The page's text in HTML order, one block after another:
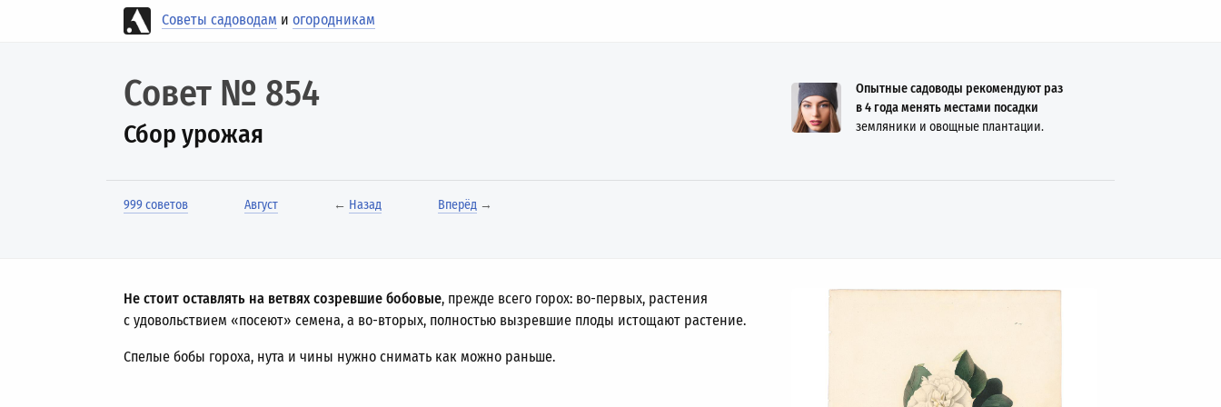
Советы садоводам иогородникам
Совет № 854
Сбор урожая
Опытные садоводы рекомендуют раз
в 4 года менять местами посадки
земляники и овощные плантации.
999 советов Август ← Назад Вперёд→
Не стоит оставлять на ветвях созревшие бобовые, прежде всего горох: во-первых, растения
с удовольствием «посеют» семена, а во-вторых, полностью вызревшие плоды истощают растение.
Спелые бобы гороха, нута и чины нужно снимать как можно раньше.